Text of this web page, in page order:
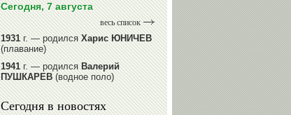
Сегодня, 7 августа
весь список
1931г. — родилсяХарис ЮНИЧЕВ
(плавание)
1941г. — родилсяВалерий
ПУШКАРЕВ(водное поло)
1947г. — родилсяВалерий
ИЛЬИНЫХ(гимнастика спортивная)
Сегодня в новостях